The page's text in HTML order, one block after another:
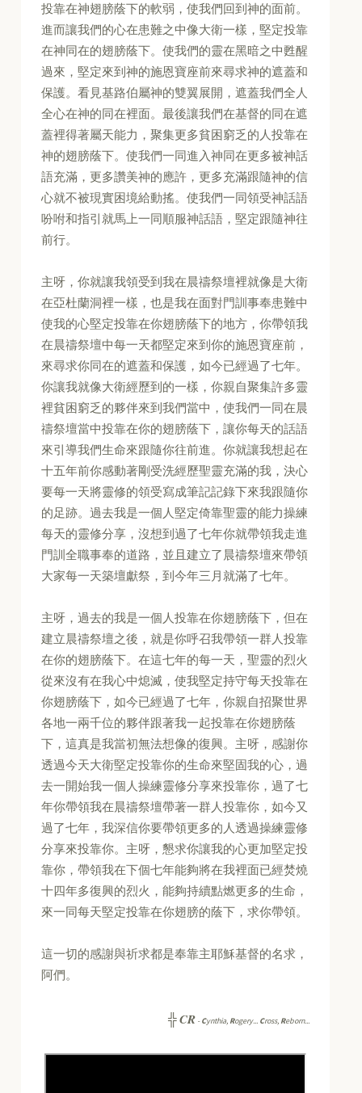
投靠在神翅膀蔭下的軟弱，使我們回到神的面前。
進而讓我們的心在患難之中像大衛一樣，堅定投靠
在神同在的翅膀蔭下。使我們的靈在黑暗之中甦醒
過來，堅定來到神的施恩寶座前來尋求神的遮蓋和
保護。看見基路伯屬神的雙翼展開，遮蓋我們全人
全心在神的同在裡面。最後讓我們在基督的同在遮
蓋裡得著屬天能力，聚集更多貧困窮乏的人投靠在
神的翅膀蔭下。使我們一同進入神同在更多被神話
語充滿，更多讚美神的應許，更多充滿跟隨神的信
心就不被現實困境給動搖。使我們一同領受神話語
吩咐和指引就馬上一同順服神話語，堅定跟隨神往
前行。
主呀，你就讓我領受到我在晨禱祭壇裡就像是大衛
在亞杜蘭洞裡一樣，也是我在面對門訓事奉患難中
使我的心堅定投靠在你翅膀蔭下的地方，你帶領我
在晨禱祭壇中每一天都堅定來到你的施恩寶座前，
來尋求你同在的遮蓋和保護，如今已經過了七年。
你讓我就像大衛經歷到的一樣，你親自聚集許多靈
裡貧困窮乏的夥伴來到我們當中，使我們一同在晨
禱祭壇當中投靠在你的翅膀蔭下，讓你每天的話語
來引導我們生命來跟隨你往前進。你就讓我想起在
十五年前你感動著剛受洗經歷聖靈充滿的我，決心
要每一天將靈修的領受寫成筆記記錄下來我跟隨你
的足跡。過去我是一個人堅定倚靠聖靈的能力操練
每天的靈修分享，沒想到過了七年你就帶領我走進
門訓全職事奉的道路，並且建立了晨禱祭壇來帶領
大家每一天築壇獻祭，到今年三月就滿了七年。
主呀，過去的我是一個人投靠在你翅膀蔭下，但在
建立晨禱祭壇之後，就是你呼召我帶領一群人投靠
在你的翅膀蔭下。在這七年的每一天，聖靈的烈火
從來沒有在我心中熄滅，使我堅定持守每天投靠在
你翅膀蔭下，如今已經過了七年，你親自招聚世界
各地一兩千位的夥伴跟著我一起投靠在你翅膀蔭
下，這真是我當初無法想像的復興。主呀，感謝你
透過今天大衛堅定投靠你的生命來堅固我的心，過
去一開始我一個人操練靈修分享來投靠你，過了七
年你帶領我在晨禱祭壇帶著一群人投靠你，如今又
過了七年，我深信你要帶領更多的人透過操練靈修
分享來投靠你。主呀，懇求你讓我的心更加堅定投
靠你，帶領我在下個七年能夠將在我裡面已經焚燒
十四年多復興的烈火，能夠持續點燃更多的生命，
來一同每天堅定投靠在你翅膀的蔭下，求你帶領。
這一切的感謝與祈求都是奉靠主耶穌基督的名求，
阿們。
╬CR -Cynthia, Rogery... Cross, Reborn...